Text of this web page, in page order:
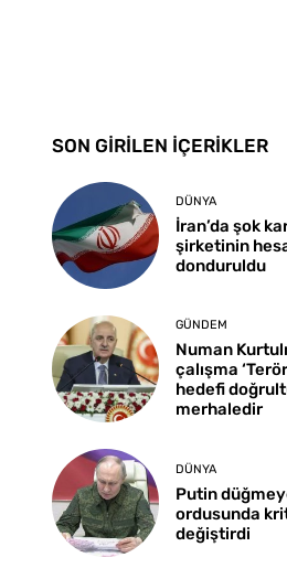
SON GİRİLEN İÇERİKLER
DÜNYA
İran’da şok
şirketinin
donduruldu
GÜNDEM
Numan
çalışma
hedefi
merhaledir
DÜNYA
Putin
ordusunda
değiştirdi